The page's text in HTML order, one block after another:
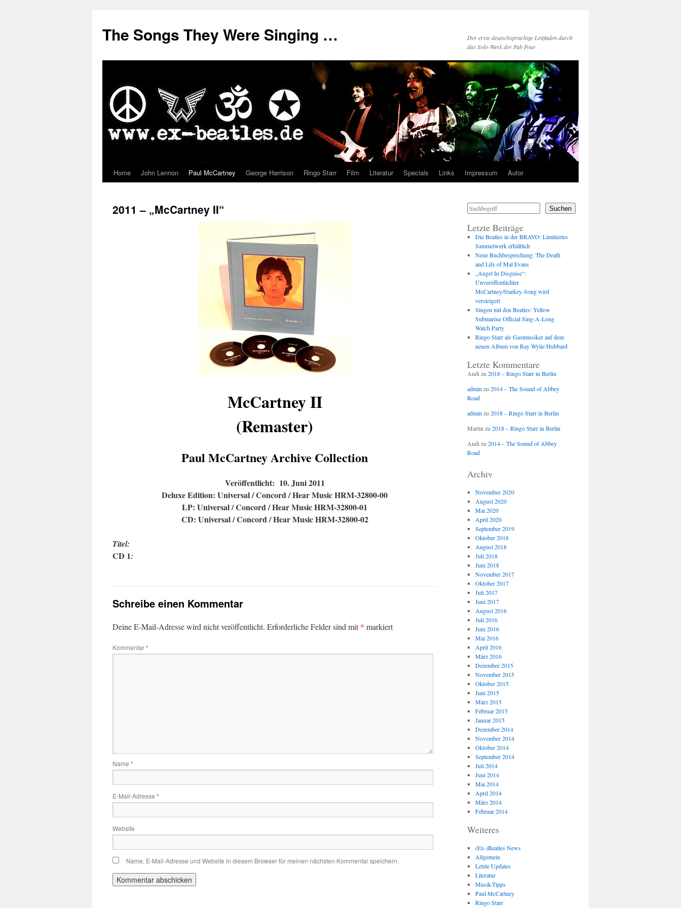
The Songs They Were Singing …
Der erste deutschsprachige Leitfaden durch
das Solo-Werk der Fab Four
Zum
springen
Home John Lennon Paul McCartney George Harrison Ringo Starr Film Literatur Specials Links Impressum Autor
2011 – „McCartney II“
McCartney II
(Remaster)
Paul McCartney Archive Collection
Veröffentlicht: 10. Juni 2011
Deluxe Edition: Universal / Concord / Hear Music HRM-32800-00
LP: Universal / Concord / Hear Music HRM-32800-01
CD: Universal / Concord / Hear Music HRM-32800-02
Titel:
CD 1:
Schreibe einen Kommentar
Deine E-Mail-Adresse wird nicht veröffentlicht. Erforderliche Felder sind mit* markiert
Kommentar*
Name *
E-Mail-Adresse *
Website
Name, E-Mail-Adresse und Website in diesem Browser für meinen nächsten Kommentar speichern.
Suchen
Letzte Beiträge
Die Beatles in der BRAVO: Limitiertes
Sammelwerk erhältlich
Neue Buchbesprechung: The Death
and Life of Mal Evans
„Angel In Disguise“:
Unveröffentlichter
McCartney/Starkey-Song wird
versteigert
Singen mit den Beatles: Yellow
Submarine Official Sing-A-Long
Watch Party
Ringo Starr als Gastmusiker auf dem
neuen Album von Ray Wylie Hubbard
Letzte Kommentare
Andi zu 2018 – Ringo Starr in Berlin
admin zu 2014 – The Sound of Abbey
Road
admin zu 2018 – Ringo Starr in Berlin
Martin zu 2018 – Ringo Starr in Berlin
Andi zu 2014 – The Sound of Abbey
Road
Archiv
November 2020
August 2020
Mai 2020
April 2020
September 2019
Oktober 2018
August 2018
Juli 2018
Juni 2018
November 2017
Oktober 2017
Juli 2017
Juni 2017
August 2016
Juli 2016
Juni 2016
Mai 2016
April 2016
März 2016
Dezember 2015
November 2015
Oktober 2015
Juni 2015
März 2015
Februar 2015
Januar 2015
Dezember 2014
November 2014
Oktober 2014
September 2014
Juli 2014
Juni 2014
Mai 2014
April 2014
März 2014
Februar 2014
Weiteres
(Ex-)Beatles News
Allgemein
Letzte Updates
Literatur
Musik-Tipps
Paul McCartney
Ringo Starr